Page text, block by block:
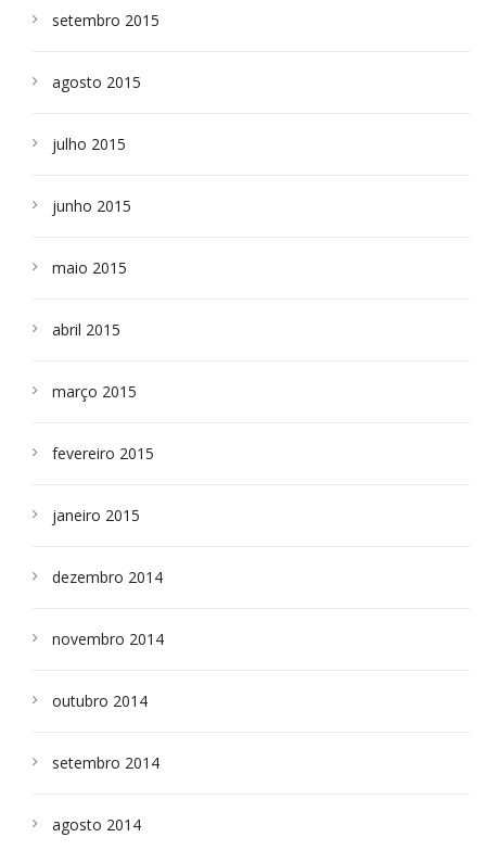
setembro 2015
agosto 2015
julho 2015
junho 2015
maio 2015
abril 2015
março 2015
fevereiro 2015
janeiro 2015
dezembro 2014
novembro 2014
outubro 2014
setembro 2014
agosto 2014